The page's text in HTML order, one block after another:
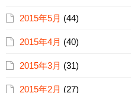
2015年5月 (44)
2015年4月 (40)
2015年3月 (31)
2015年2月 (27)